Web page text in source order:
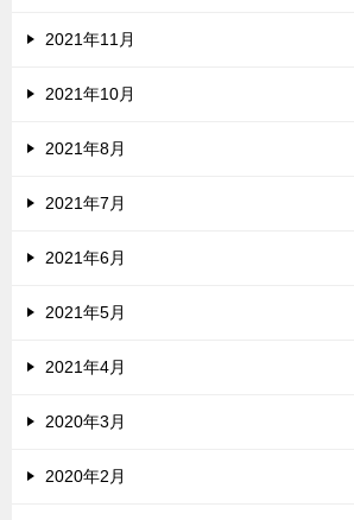
2021年11月
2021年10月
2021年8月
2021年7月
2021年6月
2021年5月
2021年4月
2020年3月
2020年2月